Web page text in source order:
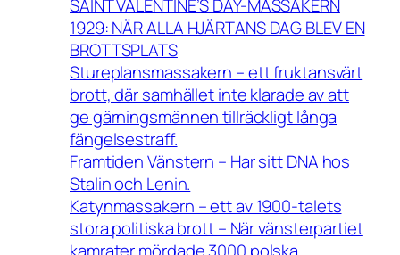
SAINT VALENTINE’S DAY-MASSAKERN
1929: NÄR ALLA HJÄRTANS DAG BLEV EN
BROTTSPLATS
Stureplansmassakern – ett fruktansvärt
brott, där samhället inte klarade av att
ge gärningsmännen tillräckligt långa
fängelsestraff.
Framtiden Vänstern – Har sitt DNA hos
Stalin och Lenin.
Katynmassakern – ett av 1900-talets
stora politiska brott – När vänsterpartiet